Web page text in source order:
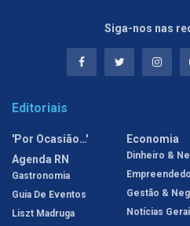
Siga-nos nas
Editoriais
'Por Ocasião…'
Agenda RN
Gastronomia
Guia De Eventos
Liszt Madruga
Economia
Dinheiro &
Gestão &
Notícias